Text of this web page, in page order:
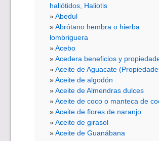
haliótidos, Haliotis
Abedul
Abrótano hembra o hierba
lombriguera
Acebo
Acedera beneficios y
Aceite de Aguacate
Aceite de algodón
Aceite de Almendras dulces
Aceite de coco o manteca de
Aceite de flores de naranjo
Aceite de girasol
Aceite de Guanábana